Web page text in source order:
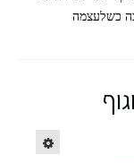
כשלעצמה